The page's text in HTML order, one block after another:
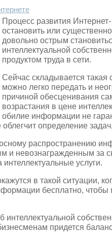
Процесс развития
остановить или
довольно острым
интеллектуальной
продуктом труда в сети.
Сейчас складывается
можно легко передать и
причиной обесценивания
возрастания в цене
обилие информации не
определение
распространению
и невознагражденным за
услуги.
в такой ситуации,
бесплатно,
интеллектуальной
придется